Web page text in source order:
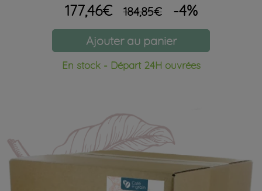
177,46€ 184,85€ -4%
Ajouter au panier
En stock - Départ 24H ouvrées